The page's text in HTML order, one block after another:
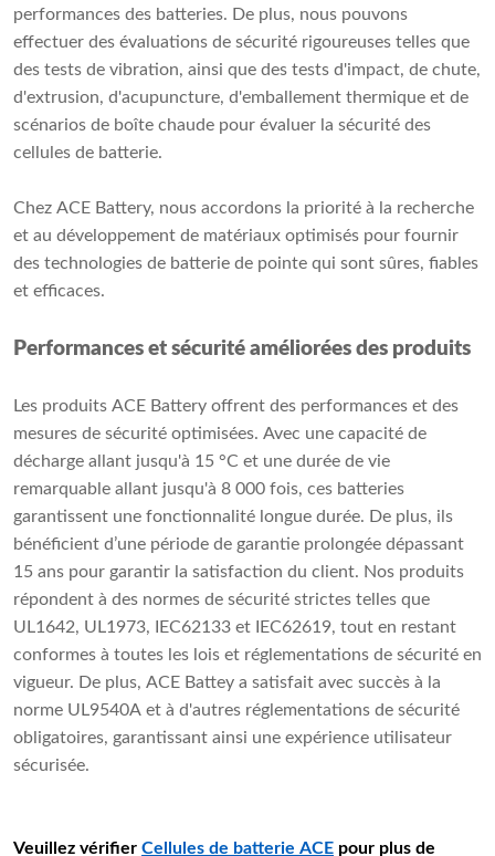
performances des batteries. De plus, nous pouvons
effectuer des évaluations de sécurité rigoureuses telles que
des tests de vibration, ainsi que des tests d'impact, de chute,
d'extrusion, d'acupuncture, d'emballement thermique et de
scénarios de boîte chaude pour évaluer la sécurité des
cellules de batterie.
Chez ACE Battery, nous accordons la priorité à la recherche
et au développement de matériaux optimisés pour fournir
des technologies de batterie de pointe qui sont sûres, fiables
et efficaces.
Performances et sécurité améliorées des produits
Les produits ACE Battery offrent des performances et des
mesures de sécurité optimisées. Avec une capacité de
décharge allant jusqu'à 15 °C et une durée de vie
remarquable allant jusqu'à 8 000 fois, ces batteries
garantissent une fonctionnalité longue durée. De plus, ils
bénéficient d’une période de garantie prolongée dépassant
15 ans pour garantir la satisfaction du client. Nos produits
répondent à des normes de sécurité strictes telles que
UL1642, UL1973, IEC62133 et IEC62619, tout en restant
conformes à toutes les lois et réglementations de sécurité en
vigueur. De plus, ACE Battey a satisfait avec succès à la
norme UL9540A et à d'autres réglementations de sécurité
obligatoires, garantissant ainsi une expérience utilisateur
sécurisée.
Veuillez vérifier Cellules de batterie ACE pour plus de